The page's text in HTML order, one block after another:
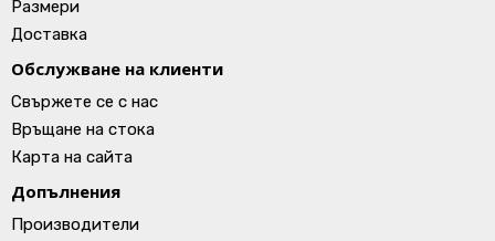
Размери
Доставка
Обслужване на клиенти
Свържете се с нас
Връщане на стока
Карта на сайта
Допълнения
Производители